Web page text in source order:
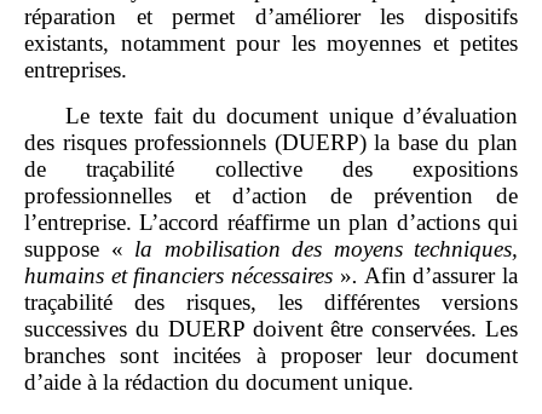
réparation et permet d’améliorer les dispositifs
existants, notamment pour les moyennes et petites
entreprises.
Le texte fait du document unique d’évaluation
des risques professionnels (DUERP) la base du plan
de traçabilité collective des expositions
professionnelles et d’action de prévention de
l’entreprise. L’accord réaffirme un plan d’actions qui
suppose « la mobilisation des moyens techniques,
humains et financiers nécessaires ». Afin d’assurer la
traçabilité des risques, les différentes versions
successives du DUERP doivent être conservées. Les
branches sont incitées à proposer leur document
d’aide à la rédaction du document unique.